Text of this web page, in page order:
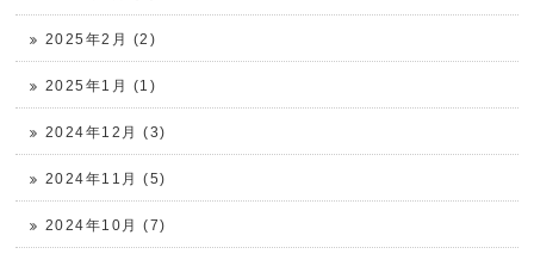
2025年2月 (2)
2025年1月 (1)
2024年12月 (3)
2024年11月 (5)
2024年10月 (7)